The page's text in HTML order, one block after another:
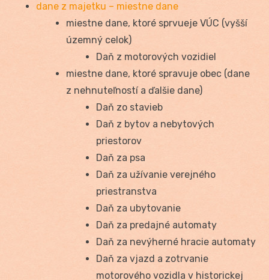
dane z majetku – miestne dane
miestne dane, ktoré sprvueje VÚC (vyšší
územný celok)
Daň z motorových vozidiel
miestne dane, ktoré spravuje obec (dane
z nehnuteľností a ďalšie dane)
Daň zo stavieb
Daň z bytov a nebytových
priestorov
Daň za psa
Daň za užívanie verejného
priestranstva
Daň za ubytovanie
Daň za predajné automaty
Daň za nevýherné hracie automaty
Daň za vjazd a zotrvanie
motorového vozidla v historickej